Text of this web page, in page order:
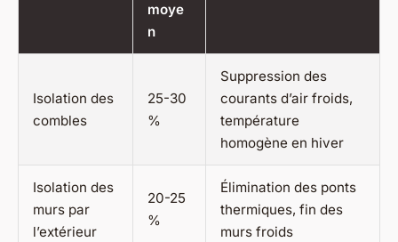
moye
n
Isolation des
combles
25-30
%
Suppression des
courants d’air froids,
température
homogène en hiver
Isolation des
murs par
l’extérieur
20-25
%
Élimination des ponts
thermiques, fin des
murs froids